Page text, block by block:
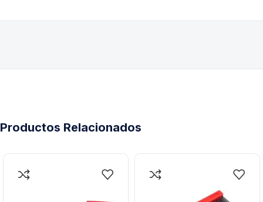
Productos Relacionados